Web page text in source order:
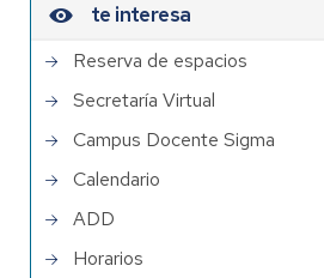
te interesa
Reserva de espacios
Secretaría Virtual
Campus Docente Sigma
Calendario
ADD
Horarios